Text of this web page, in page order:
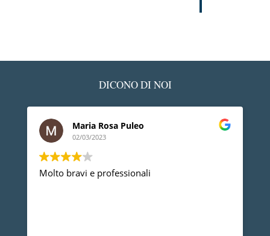
DICONO DI NOI
Maria Rosa Puleo
02/03/2023
Molto bravi e professionali